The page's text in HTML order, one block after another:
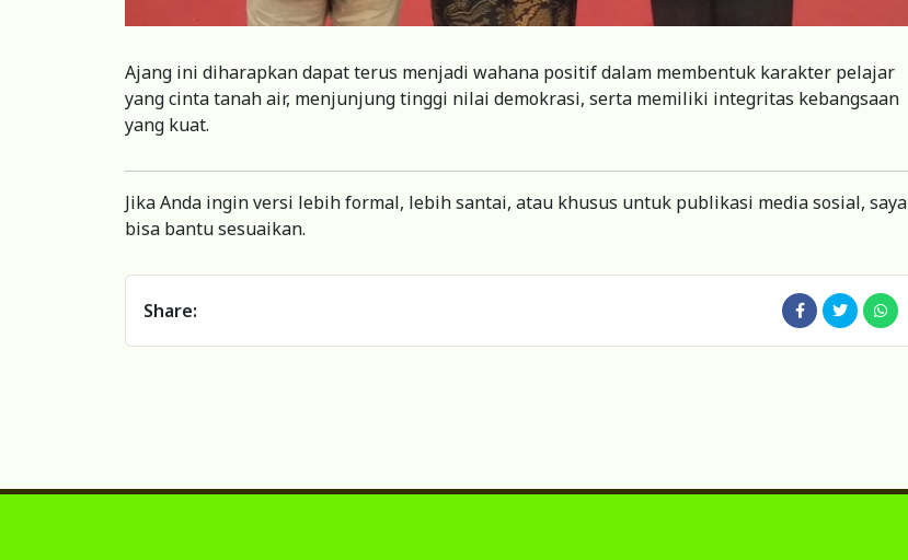
Ajang ini diharapkan dapat terus menjadi wahana positif dalam membentuk karakter pelajar
yang cinta tanah air, menjunjung tinggi nilai demokrasi, serta memiliki integritas kebangsaan
yang kuat.
Jika Anda ingin versi lebih formal, lebih santai, atau khusus untuk publikasi media sosial, saya
bisa bantu sesuaikan.
Share: